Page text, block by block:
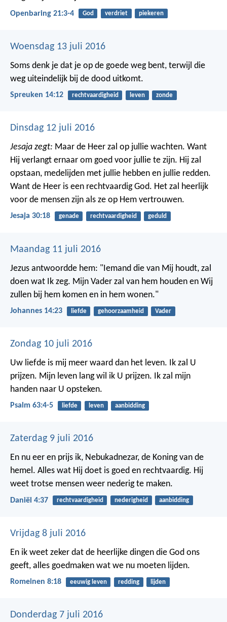
Openbaring 21:3-4 God verdriet piekeren
Woensdag 13 juli 2016
Soms denk je dat je op de goede weg bent, terwijl die
weg uiteindelijk bij de dood uitkomt.
Spreuken 14:12 rechtvaardigheid leven zonde
Dinsdag 12 juli 2016
Jesaja zegt: Maar de Heer zal op jullie wachten. Want
Hij verlangt ernaar om goed voor jullie te zijn. Hij zal
opstaan, medelijden met jullie hebben en jullie redden.
Want de Heer is een rechtvaardig God. Het zal heerlijk
voor de mensen zijn als ze op Hem vertrouwen.
Jesaja 30:18 genade rechtvaardigheid geduld
Maandag 11 juli 2016
Jezus antwoordde hem: "Iemand die van Mij houdt, zal
doen wat Ik zeg. Mijn Vader zal van hem houden en Wij
zullen bij hem komen en in hem wonen."
Johannes 14:23 liefde gehoorzaamheid Vader
Zondag 10 juli 2016
Uw liefde is mij meer waard dan het leven. Ik zal U
prijzen. Mijn leven lang wil ik U prijzen. Ik zal mijn
handen naar U opsteken.
Psalm 63:4-5 liefde leven aanbidding
Zaterdag 9 juli 2016
En nu eer en prijs ik, Nebukadnezar, de Koning van de
hemel. Alles wat Hij doet is goed en rechtvaardig. Hij
weet trotse mensen weer nederig te maken.
Daniël 4:37 rechtvaardigheid nederigheid aanbidding
Vrijdag 8 juli 2016
En ik weet zeker dat de heerlijke dingen die God ons
geeft, alles goedmaken wat we nu moeten lijden.
Romeinen 8:18 eeuwig leven redding lijden
Donderdag 7 juli 2016